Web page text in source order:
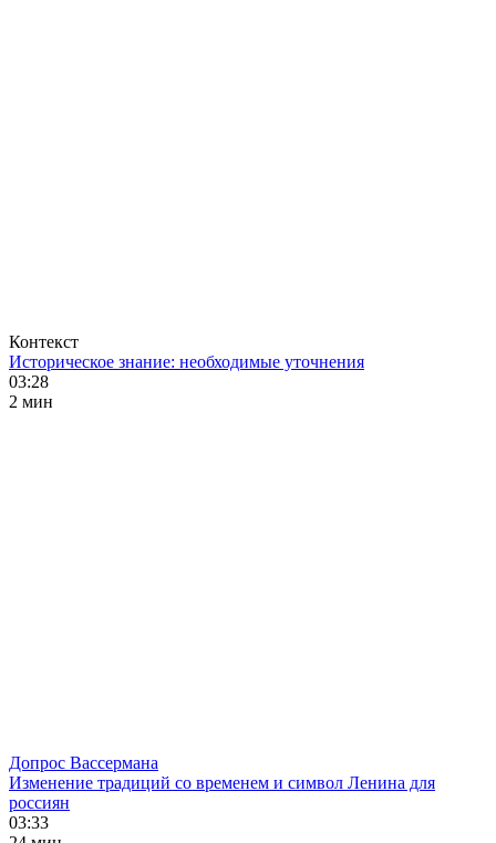
Контекст
Историческое знание: необходимые уточнения
03:28
2 мин
Допрос Вассермана
Изменение традиций со временем и символ Ленина для
россиян
03:33